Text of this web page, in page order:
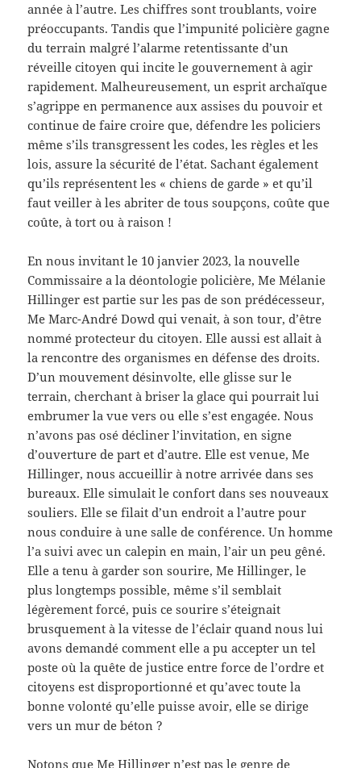
année à l’autre. Les chiffres sont troublants, voire
préoccupants. Tandis que l’impunité policière gagne
du terrain malgré l’alarme retentissante d’un
réveille citoyen qui incite le gouvernement à agir
rapidement. Malheureusement, un esprit archaïque
s’agrippe en permanence aux assises du pouvoir et
continue de faire croire que, défendre les policiers
même s’ils transgressent les codes, les règles et les
lois, assure la sécurité de l’état. Sachant également
qu’ils représentent les « chiens de garde » et qu’il
faut veiller à les abriter de tous soupçons, coûte que
coûte, à tort ou à raison !
En nous invitant le 10 janvier 2023, la nouvelle
Commissaire a la déontologie policière, Me Mélanie
Hillinger est partie sur les pas de son prédécesseur,
Me Marc-André Dowd qui venait, à son tour, d’être
nommé protecteur du citoyen. Elle aussi est allait à
la rencontre des organismes en défense des droits.
D’un mouvement désinvolte, elle glisse sur le
terrain, cherchant à briser la glace qui pourrait lui
embrumer la vue vers ou elle s’est engagée. Nous
n’avons pas osé décliner l’invitation, en signe
d’ouverture de part et d’autre. Elle est venue, Me
Hillinger, nous accueillir à notre arrivée dans ses
bureaux. Elle simulait le confort dans ses nouveaux
souliers. Elle se filait d’un endroit a l’autre pour
nous conduire à une salle de conférence. Un homme
l’a suivi avec un calepin en main, l’air un peu gêné.
Elle a tenu à garder son sourire, Me Hillinger, le
plus longtemps possible, même s’il semblait
légèrement forcé, puis ce sourire s’éteignait
brusquement à la vitesse de l’éclair quand nous lui
avons demandé comment elle a pu accepter un tel
poste où la quête de justice entre force de l’ordre et
citoyens est disproportionné et qu’avec toute la
bonne volonté qu’elle puisse avoir, elle se dirige
vers un mur de béton ?
Notons que Me Hillinger n’est pas le genre de